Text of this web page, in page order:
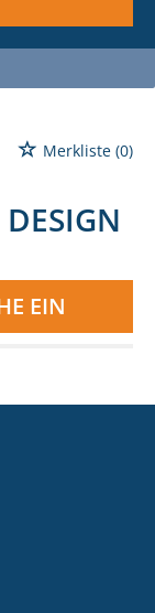
Merkliste (0)
EIN